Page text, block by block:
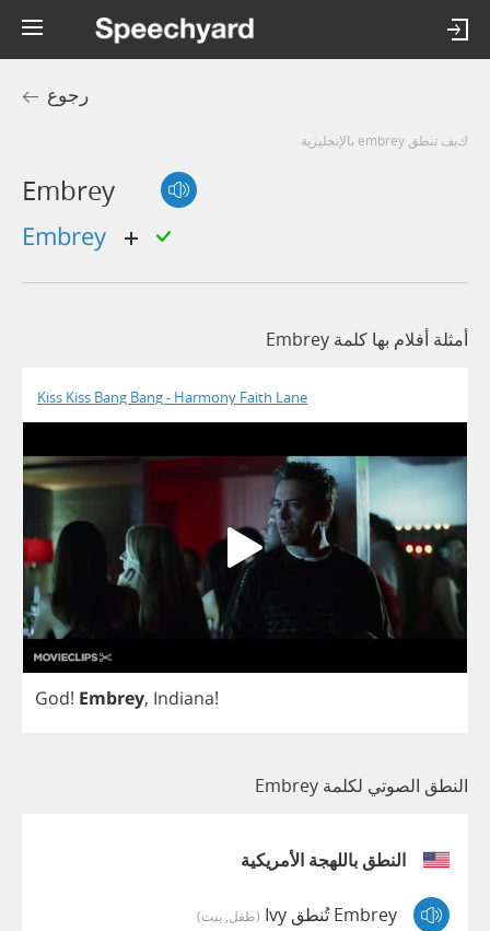
رجوع
كيف تنطق embrey بالإنجليزية
Embrey
embrey
أمثلة أفلام بها كلمة Embrey
Kiss Kiss Bang Bang - Harmony Faith Lane
God! Embrey, Indiana!
النطق الصوتي لكلمة Embrey
النطق باللهجة الأمريكية
Embrey تُنطق Ivy (طفل, بنت)